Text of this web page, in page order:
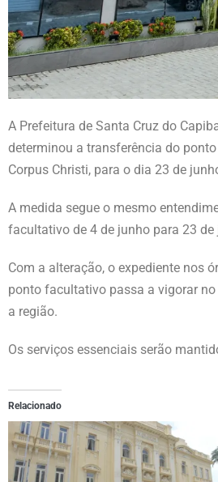
A Prefeitura de Santa Cruz do
determinou a transferência do
Corpus Christi, para o dia 23 de
A medida segue o mesmo
facultativo de 4 de junho para 23
Com a alteração, o expediente nos
ponto facultativo passa a vigorar
a região.
Os serviços essenciais serão
Relacionado